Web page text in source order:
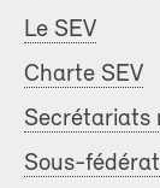
Le SEV
Charte SEV
Secrétariats
Sous-